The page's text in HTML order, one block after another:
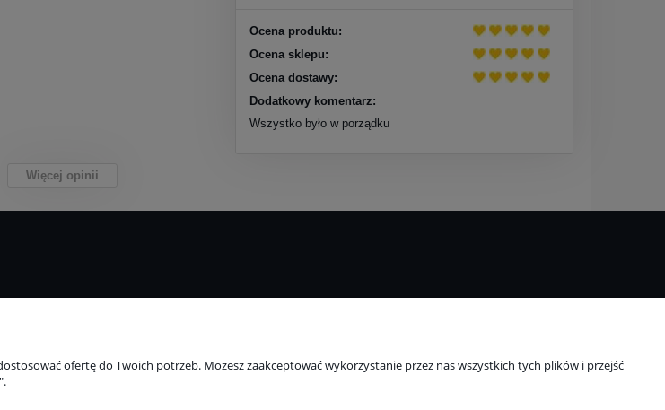
Ocena produktu:
Ocena sklepu:
Ocena dostawy:
Dodatkowy komentarz:
Wszystko było w porządku
Więcej opinii
ofertę do Twoich potrzeb. Możesz zaakceptować wykorzystanie przez nas wszystkich tych plików i przejść